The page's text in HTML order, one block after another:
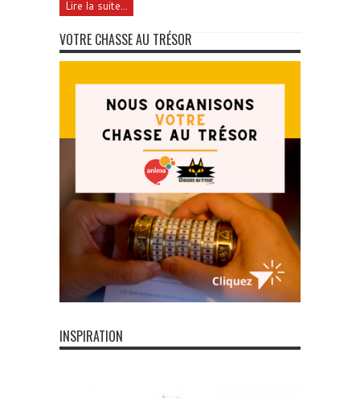
Lire la suite...
VOTRE CHASSE AU TRÉSOR
INSPIRATION